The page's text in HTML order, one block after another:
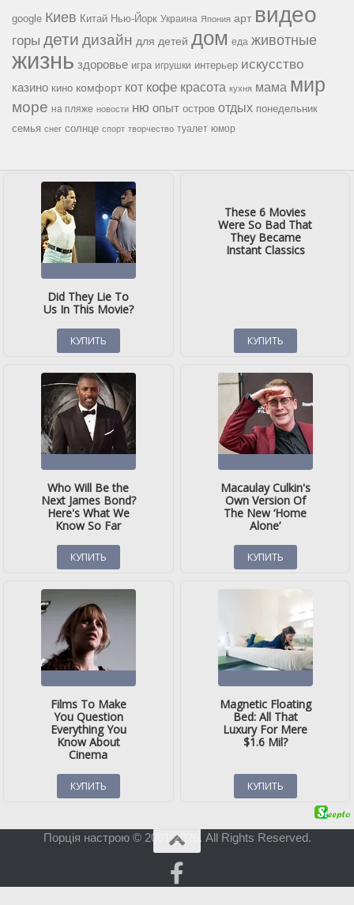
google Киев Китай Нью-Йорк Украина Япония арт видео
горы дети дизайн для детей дом еда животные
жизнь здоровье игра игрушки интерьер искусство
казино кино комфорт кот кофе красота кухня мама мир
море на пляже новости ню опыт остров отдых понедельник
семья снег солнце спорт творчество туалет юмор
Порція настрою © 2001-2026. All Rights Reserved.